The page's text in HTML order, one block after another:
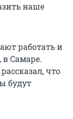
наше
работать и
Самаре.
что
будут